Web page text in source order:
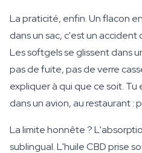
La praticité, enfin. Un flacon
dans un sac, c'est un
Les softgels se glissent dans
pas de fuite, pas de verre
expliquer à qui que ce soit. Tu
dans un avion, au restaurant :
La limite honnête ?
sublingual. L'huile CBD prise